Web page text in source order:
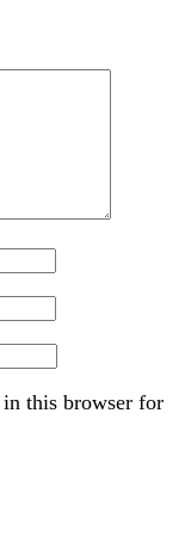
in this browser for